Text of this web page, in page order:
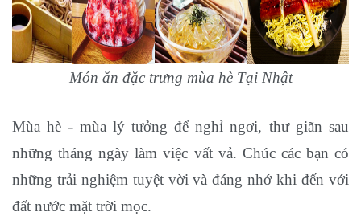
Món ăn đặc trưng mùa hè Tại Nhật
Mùa hè - mùa lý tưởng để nghỉ ngơi, thư giãn sau
những tháng ngày làm việc vất vả. Chúc các bạn có
những trải nghiệm tuyệt vời và đáng nhớ khi đến với
đất nước mặt trời mọc.